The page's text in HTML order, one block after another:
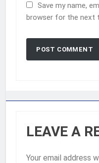
Save my name,
browser for the next
LEAVE A
Your email address